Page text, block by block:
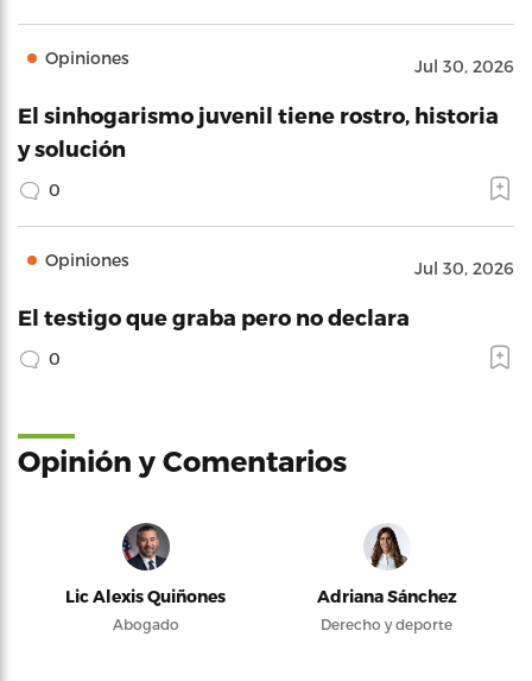
Opiniones Jul 30, 2026
El sinhogarismo juvenil tiene rostro, historia
y solución
0
Opiniones Jul 30, 2026
El testigo que graba pero no declara
0
Opinión y Comentarios
Lic Alexis Quiñones
Abogado
Adriana Sánchez
Derecho y deporte